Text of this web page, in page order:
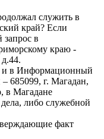
служить в
край? Если
запрос в
краю -
и в Информационный
685099, г. Магадан,
в Магадане
либо служебной
факт